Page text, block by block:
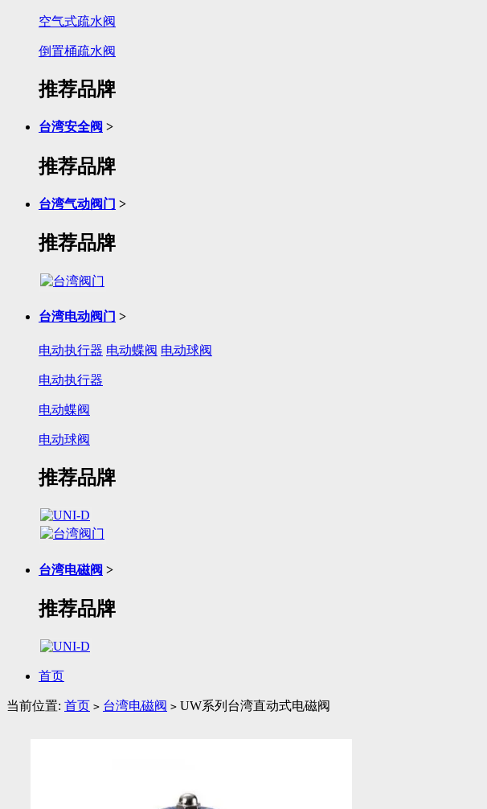
空气式疏水阀
倒置桶疏水阀
推荐品牌
台湾安全阀 >
推荐品牌
台湾气动阀门 >
推荐品牌
台湾电动阀门 >
电动执行器 电动蝶阀 电动球阀
电动执行器
电动蝶阀
电动球阀
推荐品牌
台湾电磁阀 >
推荐品牌
首页
当前位置: 首页 > 台湾电磁阀 > UW系列台湾直动式电磁阀